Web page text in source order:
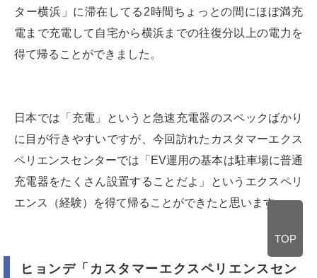
ター横浜」に滞在してる2時間ちょっとの間にほぼ満充
電まで充電して自宅から横浜までの往復分以上の電力を
得て帰ることができました。
日本では「充電」というと急速充電器のスペックばかり
に目が行きやすいですが、今回訪れたカスタマーエクス
ペリエンスセンターでは「EV運用の基本は駐車場に普通
充電器をたくさん設置することだよ」というエクスペリ
エンス（経験）を得て帰ることができたと思います。
ヒョンデ「カスタマーエクスペリエンスセン
TOP